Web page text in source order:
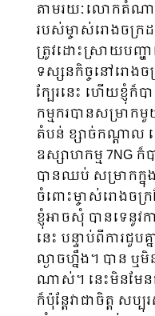
តាមរយៈលោកតំ
របស់ម្ចាស់រោងចក្រដ
ត្រូវដោះស្រាយបញ្ហ
ទស្សនកិច្ចនៅរោងចក្
ក្បែរនេះ ហើយខ្ញុំ
កម្មករបានសម្រាក
តំបន់ ខ្សាច់កណ្ដាល
ឧស្សាហកម្ម​ 7NG
បានឈប់ សម្រាកក្
ចំពោះម្ចាស់រោងចក្
ខ្ញុំអាចសុំ បានទេនូវ
នេះ បន្ទាប់ពីការជួ
ល្ងាចហ្នឹង។ បាន ឬ
ណាស់។ នេះមិនមែន
ក៏ប៉ុន្តែវាជាចិត្ត ស